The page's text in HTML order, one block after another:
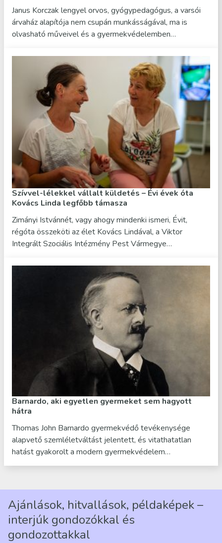
Janus Korczak lengyel orvos, gyógypedagógus, a varsói
árvaház alapítója nem csupán munkásságával, ma is
olvasható műveivel és a gyermekvédelemben…
Szívvel-lélekkel vállalt küldetés – Évi évek óta
Kovács Linda legfőbb támasza
Zimányi Istvánnét, vagy ahogy mindenki ismeri, Évit,
régóta összeköti az élet Kovács Lindával, a Viktor
Integrált Szociális Intézmény Pest Vármegye…
Barnardo, aki egyetlen gyermeket sem hagyott
hátra
Thomas John Barnardo gyermekvédő tevékenysége
alapvető szemléletváltást jelentett, és vitathatatlan
hatást gyakorolt a modern gyermekvédelem…
Ajánlások, hitvallások, példaképek –
interjúk gondozókkal és
gondozottakkal